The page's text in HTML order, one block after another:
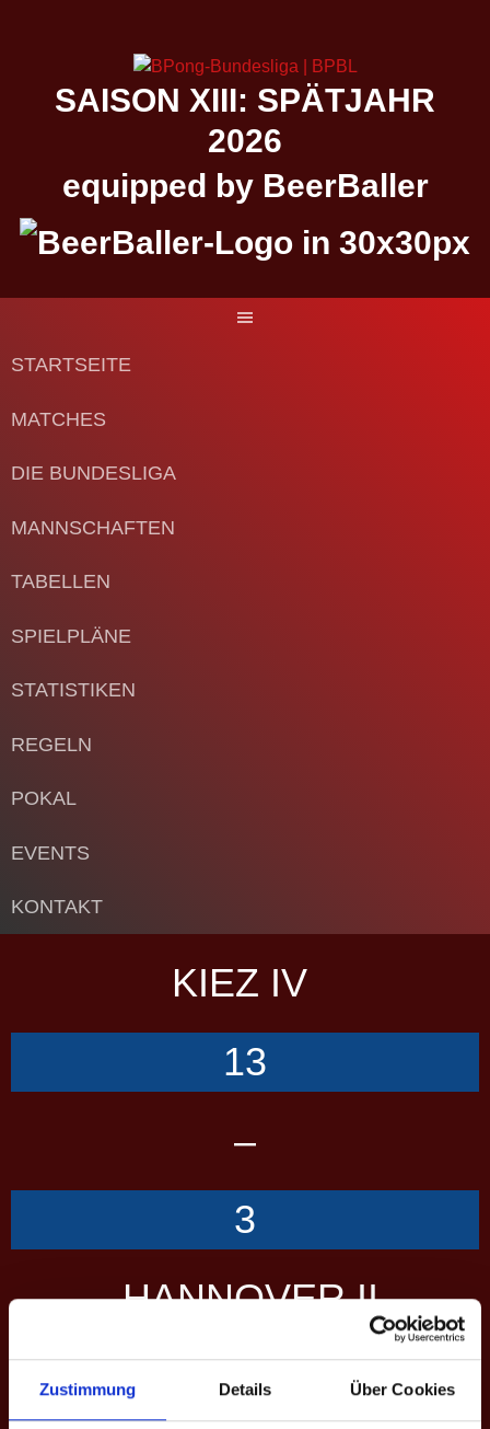
Zustimmung Details Über Cookies
SAISON XIII: SPÄTJAHR
2026
equipped by BeerBaller
STARTSEITE
MATCHES
DIE BUNDESLIGA
MANNSCHAFTEN
TABELLEN
SPIELPLÄNE
STATISTIKEN
REGELN
POKAL
EVENTS
KONTAKT
KIEZ IV
13
–
3
HANNOVER II
Übersicht Scorecard Performance